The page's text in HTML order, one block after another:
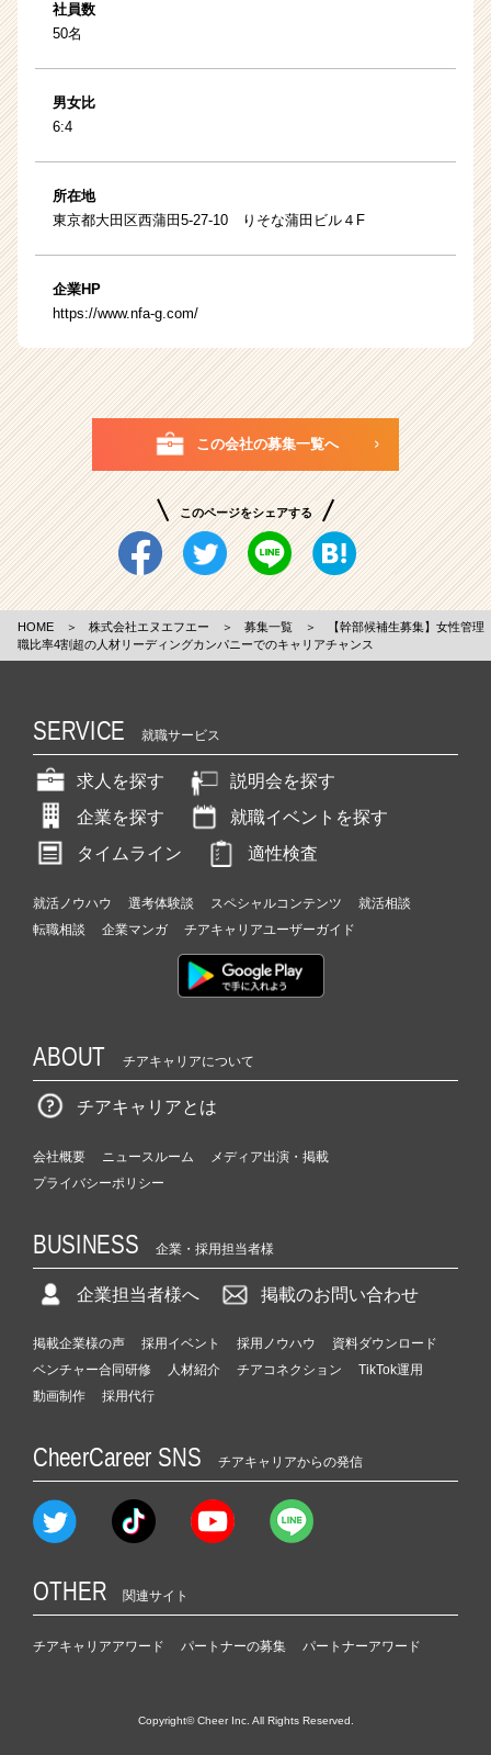
社員数
50名
男女比
6:4
所在地
東京都大田区西蒲田5-27-10 りそな蒲田ビル４F
企業HP
https://www.nfa-g.com/
この会社の募集一覧へ
このページをシェアする
HOME ＞ 株式会社エヌエフエー ＞ 募集一覧 ＞
【幹部候補生募集】女性管理
職比率4割超の人材リーディングカンパニーでのキャリアチャンス
SERVICE 就職サービス
求人を探す
説明会を探す
企業を探す
就職イベントを探す
タイムライン
適性検査
就活ノウハウ 選考体験談 スペシャルコンテンツ
就活相談
転職相談
企業マンガ チアキャリアユーザーガイド
ABOUT チアキャリアについて
チアキャリアとは
会社概要 ニュースルーム
メディア出演・掲載
プライバシーポリシー
BUSINESS 企業・採用担当者様
企業担当者様へ 掲載のお問い合わせ
掲載企業様の声 採用イベント 採用ノウハウ
資料ダウンロード
ベンチャー合同研修
人材紹介 チアコネクション
TikTok運用
動画制作
採用代行
CheerCareer SNS チアキャリアからの発信
OTHER 関連サイト
チアキャリアアワード パートナーの募集 パートナーアワード
Copyright© Cheer Inc. All Rights Reserved.